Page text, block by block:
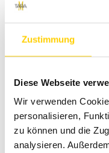
Zustimmung
Diese Webseite
Wir verwenden
personalisieren,
zu können und die
analysieren.
Bei Tara-M verstehen
Persönlichkeit. Wir
absolute Key-Pieces,
möchten diese
Rundum-
Wünsche